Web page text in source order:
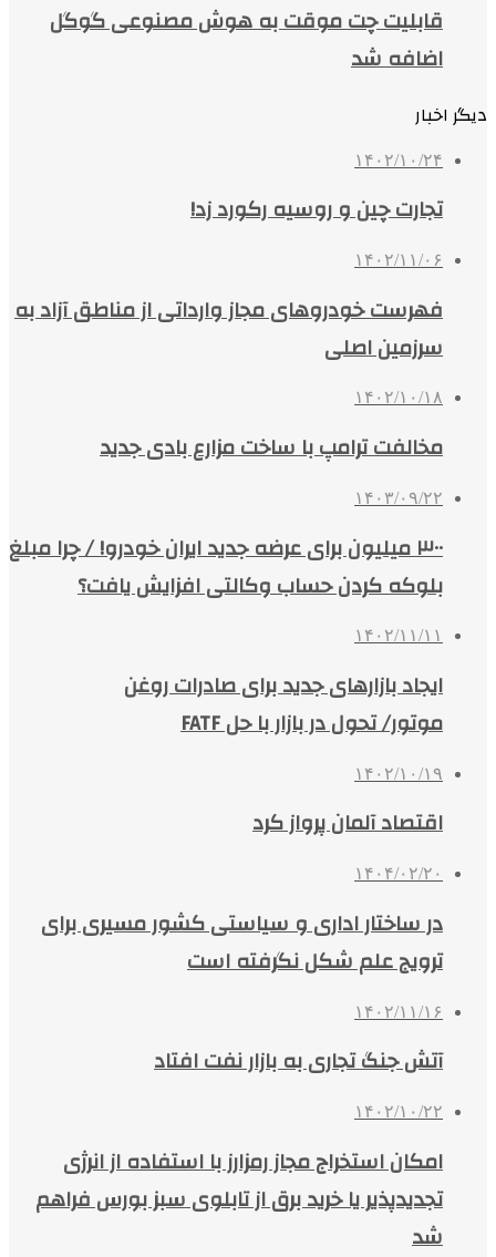
قابلیت چت موقت به هوش مصنوعی گوگل
اضافه شد
دیگر اخبار
۱۴۰۲/۱۰/۲۴
تجارت چین و روسیه رکورد زد!
۱۴۰۲/۱۱/۰۶
فهرست خودروهای مجاز وارداتی از مناطق آزاد به
سرزمین اصلی
۱۴۰۲/۱۰/۱۸
مخالفت ترامپ با ساخت مزارع بادی جدید
۱۴۰۳/۰۹/۲۲
۳۰۰ میلیون برای عرضه جدید ایران خودرو! / چرا مبلغ
‌بلوکه کردن حساب وکالتی افزایش یافت؟
۱۴۰۲/۱۱/۱۱
ایجاد بازارهای جدید برای صادرات روغن
موتور/ تحول در بازار با حل FATF
۱۴۰۲/۱۰/۱۹
اقتصاد آلمان پرواز کرد
۱۴۰۴/۰۲/۲۰
در ساختار اداری و سیاستی کشور مسیری برای
ترویج علم شکل نگرفته است
۱۴۰۲/۱۱/۱۶
آتش جنگ تجاری به بازار نفت افتاد
۱۴۰۲/۱۰/۲۲
امکان استخراج مجاز رمزارز با استفاده از انرژی
تجدیدپذیر یا خرید برق از تابلوی سبز بورس فراهم
شد